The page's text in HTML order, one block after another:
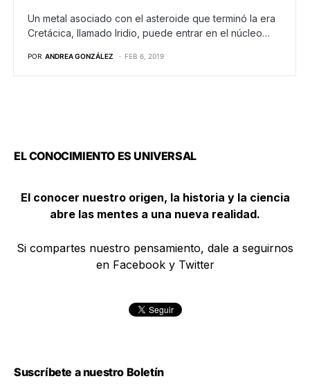
Un metal asociado con el asteroide que terminó la era
Cretácica, llamado Iridio, puede entrar en el núcleo…
POR ANDREA GONZÁLEZ FEB 6, 2019
EL CONOCIMIENTO ES UNIVERSAL
El conocer nuestro origen, la historia y la ciencia
abre las mentes a una nueva realidad.
Si compartes nuestro pensamiento, dale a seguirnos
en Facebook y Twitter
Suscríbete a nuestro Boletín